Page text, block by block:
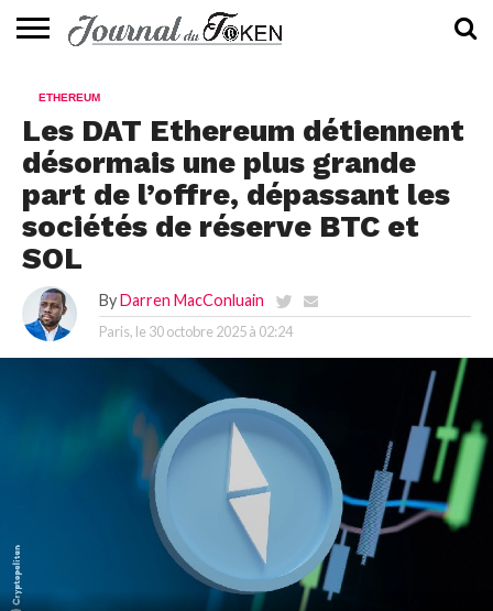
📰
EVALUATION
GUIDE
TENDANCES
À
CONTACTEZ-
ETHEREUM
Les DAT Ethereum détiennent
désormais une plus grande
part de l’offre, dépassant les
sociétés de réserve BTC et
SOL
By Darren MacConluain
Paris, le 30 octobre 2025 à 02:24